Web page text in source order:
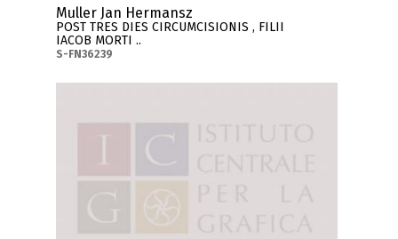
Muller Jan Hermansz
POST TRES DIES CIRCUMCISIONIS , FILII
IACOB MORTI ..
S-FN36239